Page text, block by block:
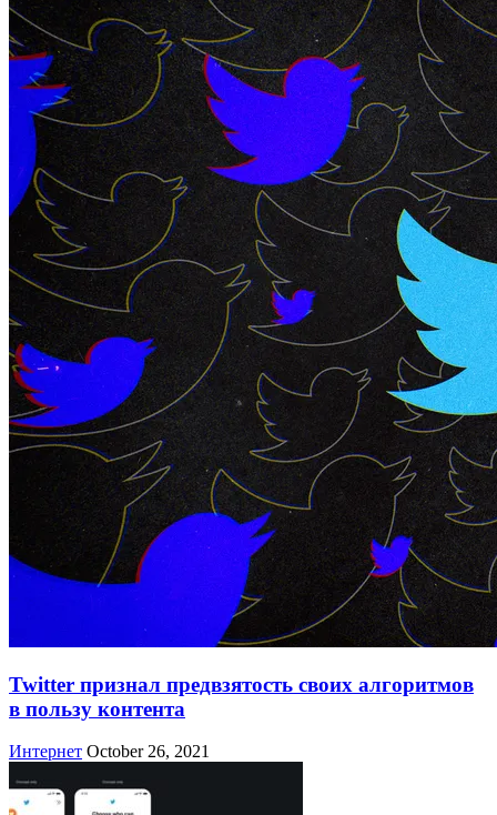
Twitter признал предвзятость своих алгоритмов
в пользу контента
Интернет October 26, 2021